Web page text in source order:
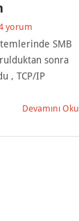
yorum
SMB
sonra
, TCP/IP
Devamını Oku